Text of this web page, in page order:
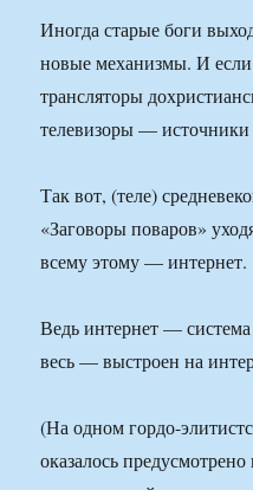
Иногда старые боги
новые механизмы. И
трансляторы
телевизоры — источники
Так вот, (теле)
«Заговоры поваров»
всему этому — интернет.
Ведь интернет —
весь — выстроен на
(На одном гордо-
оказалось